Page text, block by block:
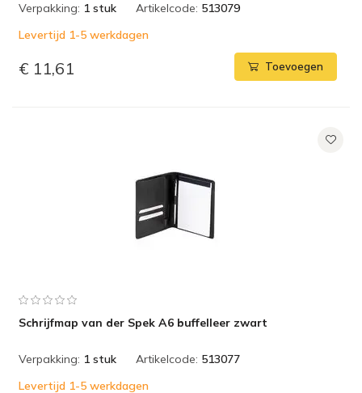
Verpakking: 1 stuk Artikelcode: 513079
Levertijd 1-5 werkdagen
€ 11,61 Toevoegen
Schrijfmap van der Spek A6 buffelleer zwart
Verpakking: 1 stuk Artikelcode: 513077
Levertijd 1-5 werkdagen